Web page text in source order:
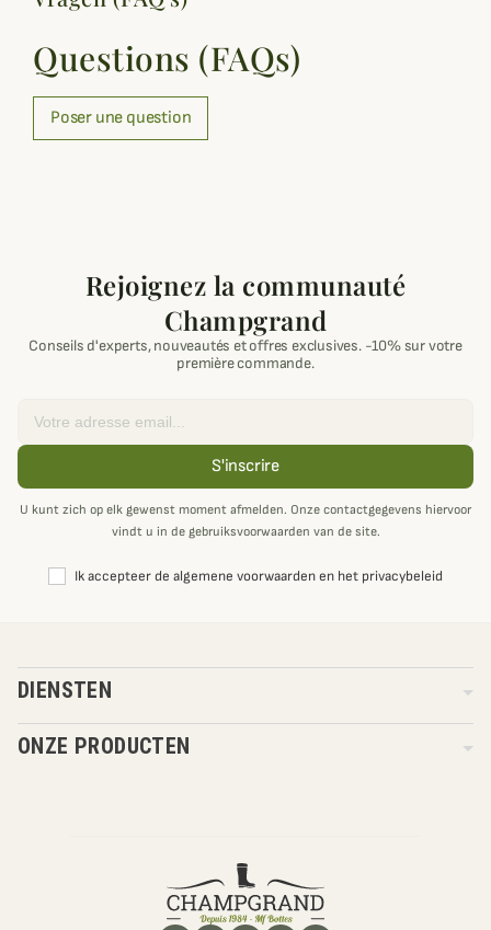
Questions (FAQs)
Poser une question
Rejoignez la communauté
Champgrand
Conseils d'experts, nouveautés et offres exclusives. -10% sur votre
première commande.
S'inscrire
U kunt zich op elk gewenst moment afmelden. Onze contactgegevens hiervoor
vindt u in de gebruiksvoorwaarden van de site.
Ik accepteer de algemene voorwaarden en het privacybeleid
DIENSTEN
ONZE PRODUCTEN